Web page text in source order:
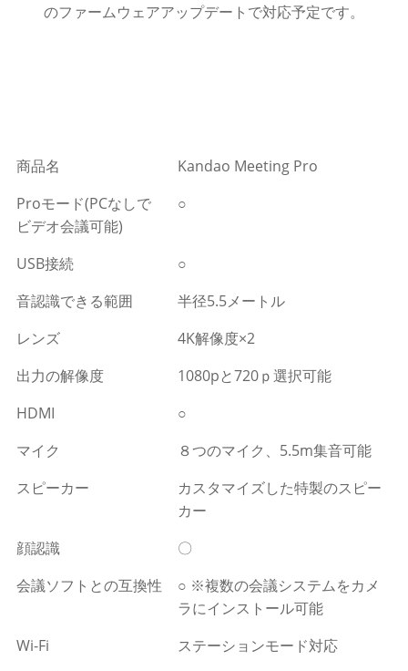
のファームウェアアップデートで対応予定です。
商品名
Kandao Meeting Pro
Proモード(PCなしで
ビデオ会議可能)
○
USB接続
○
音認識できる範囲
半径5.5メートル
レンズ
4K解像度×2
出力の解像度
1080pと720ｐ選択可能
HDMI
○
マイク
８つのマイク、5.5m集音可能
スピーカー
カスタマイズした特製のスピー
カー
顔認識
〇
会議ソフトとの互換性
○ ※複数の会議システムをカメ
ラにインストール可能
Wi-Fi
ステーションモード対応